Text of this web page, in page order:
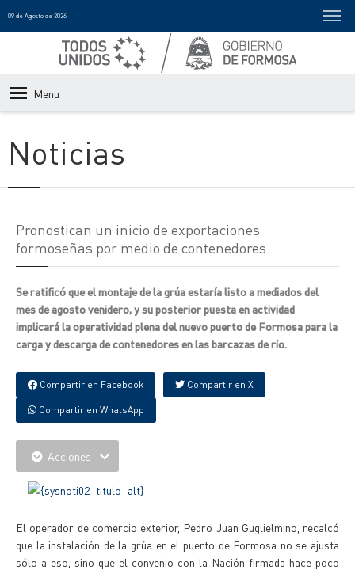
09 de Agosto de 2026
Menu
Noticias
Pronostican un inicio de exportaciones
formoseñas por medio de contenedores.
Se ratificó que el montaje de la grúa estaría listo a mediados del
mes de agosto venidero, y su posterior puesta en actividad
implicará la operatividad plena del nuevo puerto de Formosa para la
carga y descarga de contenedores en las barcazas de río.
Compartir en Facebook Compartir en X
Compartir en WhatsApp
Acciones
El operador de comercio exterior, Pedro Juan Guglielmino, recalcó
que la instalación de la grúa en el puerto de Formosa no se ajusta
sólo a eso, sino que el convenio con la Nación firmada hace poco